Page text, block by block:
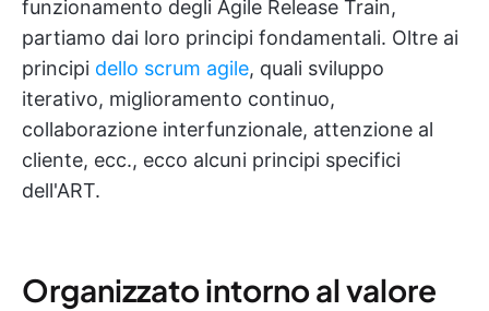
funzionamento degli Agile Release Train,
partiamo dai loro principi fondamentali. Oltre ai
principi dello scrum agile, quali sviluppo
iterativo, miglioramento continuo,
collaborazione interfunzionale, attenzione al
cliente, ecc., ecco alcuni principi specifici
dell'ART.
Organizzato intorno al valore